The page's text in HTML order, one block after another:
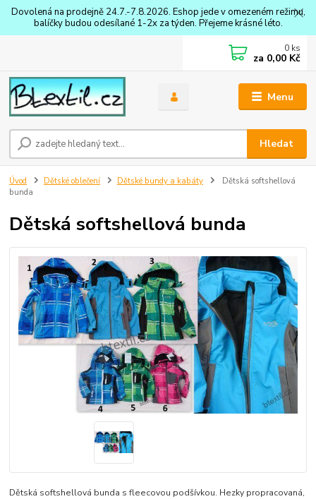
Dovolená na prodejně 24.7.-7.8.2026. Eshop jede v omezeném režimu,
balíčky budou odesílané 1-2x za týden. Přejeme krásné léto.
Menu
Hledat
0 ks
za 0,00 Kč
Úvod Dětské oblečení Dětské bundy a kabáty
Dětská softshellová
bunda
Dětská softshellová bunda
Dětská softshellová bunda s fleecovou podšívkou. Hezky propracovaná,